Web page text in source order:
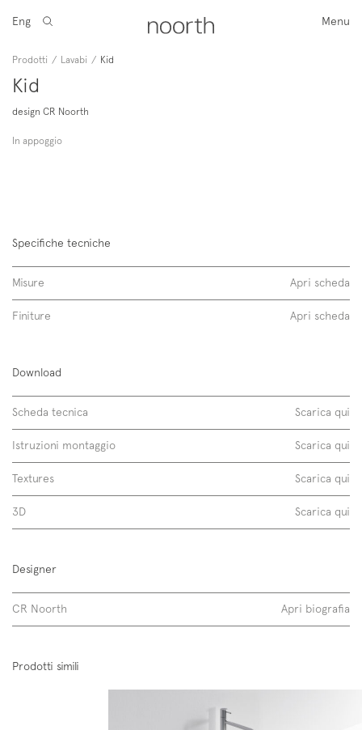
Menu
Eng
Prodotti / Lavabi / Kid
Kid
design CR Noorth
In appoggio
Specifiche tecniche
Misure Apri scheda
Finiture Apri scheda
ceramica lucida
Download
Scheda tecnica Scarica qui
Istruzioni montaggio Scarica qui
Textures Scarica qui
3D Scarica qui
Designer
CR Noorth Apri biografia
Scopri di più
Prodotti simili